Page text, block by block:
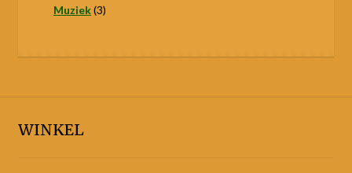
product
Muziek 33
WINKEL